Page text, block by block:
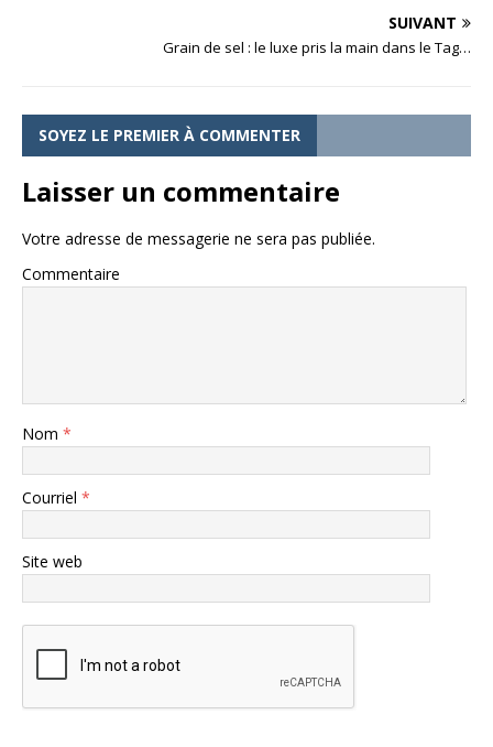
SUIVANT
Grain de sel : le luxe pris la main dans le Tag…
SOYEZ LE PREMIER À COMMENTER
Laisser un commentaire
Votre adresse de messagerie ne sera pas publiée.
Commentaire
Nom *
Courriel *
Site web